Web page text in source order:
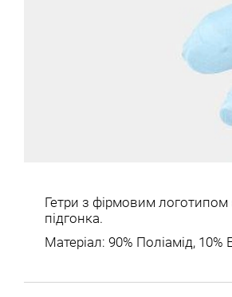
Гетри з фірмовим
підгонка.
Матеріал: 90% Поліамід, 10%